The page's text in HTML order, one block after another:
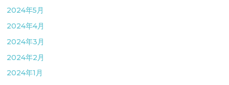
2024年5月
2024年4月
2024年3月
2024年2月
2024年1月